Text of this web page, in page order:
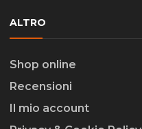
ALTRO
Shop online
Recensioni
Il mio account